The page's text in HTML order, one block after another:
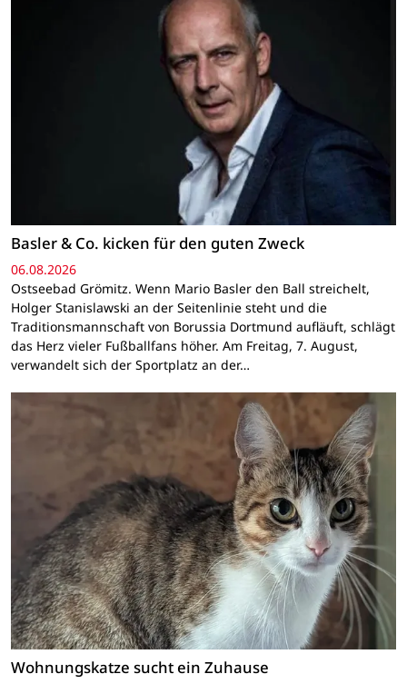
Basler & Co. kicken für den guten Zweck
06.08.2026
Ostseebad Grömitz. Wenn Mario Basler den Ball streichelt,
Holger Stanislawski an der Seitenlinie steht und die
Traditionsmannschaft von Borussia Dortmund aufläuft, schlägt
das Herz vieler Fußballfans höher. Am Freitag, 7. August,
verwandelt sich der Sportplatz an der…
Wohnungskatze sucht ein Zuhause